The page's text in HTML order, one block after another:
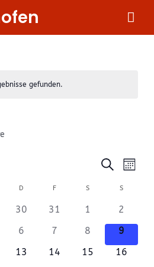
gefunden.
Suche
und
Suche
Month
D DONNERSTAG
F S SSONNTAG
30 31 1
2
6 7 8
9
13 14 15
16